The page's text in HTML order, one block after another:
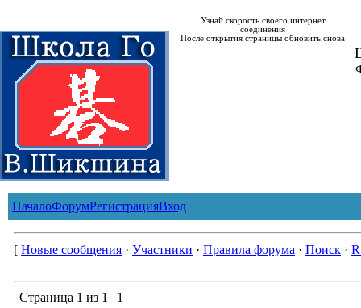
Узнай скорость своего интернет
соединения
После открытия страницы обновить снова
НачалоФорумРегистрацияВход
[ Новые сообщения · Участники · Правила форума · Поиск ·
Страница 1 из 1
1